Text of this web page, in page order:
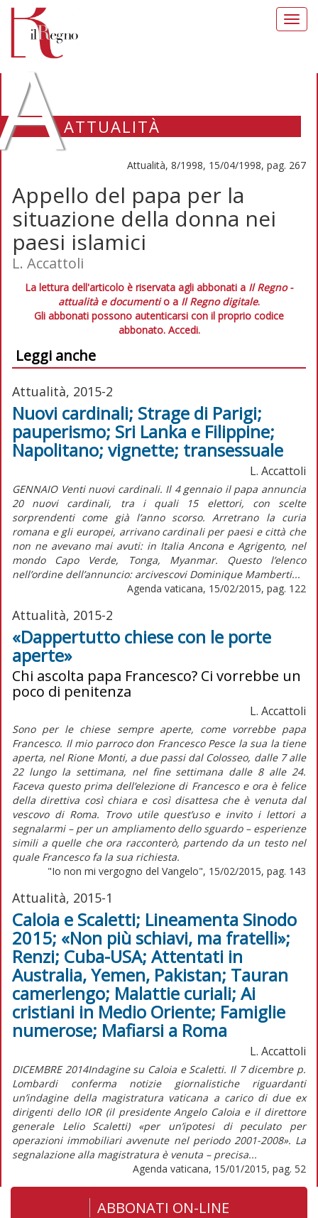
ATTUALITÀ
Attualità, 8/1998, 15/04/1998, pag. 267
Appello del papa per la
situazione della donna nei
paesi islamici
L. Accattoli
La lettura dell'articolo è riservata agli abbonati a Il Regno -
attualità e documentio a Il Regno digitale.
Gli abbonati possono autenticarsi con il proprio codice
abbonato. Accedi.
Leggi anche
Attualità, 2015-2
Nuovi cardinali; Strage di Parigi;
pauperismo; Sri Lanka e Filippine;
Napolitano; vignette; transessuale
L. Accattoli
GENNAIO Venti nuovi cardinali. Il 4 gennaio il papa annuncia
20 nuovi cardinali, tra i quali 15 elettori, con scelte
sorprendenti come già l’anno scorso. Arretrano la curia
romana e gli europei, arrivano cardinali per paesi e città che
non ne avevano mai avuti: in Italia Ancona e Agrigento, nel
mondo Capo Verde, Tonga, Myanmar. Questo l’elenco
nell’ordine dell’annuncio: arcivescovi Dominique Mamberti...
Agenda vaticana, 15/02/2015, pag. 122
Attualità, 2015-2
«Dappertutto chiese con le porte
aperte»
Chi ascolta papa Francesco? Ci vorrebbe un
poco di penitenza
L. Accattoli
Sono per le chiese sempre aperte, come vorrebbe papa
Francesco. Il mio parroco don Francesco Pesce la sua la tiene
aperta, nel Rione Monti, a due passi dal Colosseo, dalle 7 alle
22 lungo la settimana, nel fine settimana dalle 8 alle 24.
Faceva questo prima dell’elezione di Francesco e ora è felice
della direttiva così chiara e così disattesa che è venuta dal
vescovo di Roma. Trovo utile quest’uso e invito i lettori a
segnalarmi – per un ampliamento dello sguardo – esperienze
simili a quelle che ora racconterò, partendo da un testo nel
quale Francesco fa la sua richiesta.
"Io non mi vergogno del Vangelo", 15/02/2015, pag. 143
Attualità, 2015-1
Caloia e Scaletti; Lineamenta Sinodo
2015; «Non più schiavi, ma fratelli»;
Renzi; Cuba-USA; Attentati in
Australia, Yemen, Pakistan; Tauran
camerlengo; Malattie curiali; Ai
cristiani in Medio Oriente; Famiglie
numerose; Mafiarsi a Roma
L. Accattoli
DICEMBRE 2014Indagine su Caloia e Scaletti. Il 7 dicembre p.
Lombardi conferma notizie giornalistiche riguardanti
un’indagine della magistratura vaticana a carico di due ex
dirigenti dello IOR (il presidente Angelo Caloia e il direttore
generale Lelio Scaletti) «per un’ipotesi di peculato per
operazioni immobiliari avvenute nel periodo 2001-2008». La
segnalazione alla magistratura è venuta – precisa...
Agenda vaticana, 15/01/2015, pag. 52
ABBONATI ON-LINE